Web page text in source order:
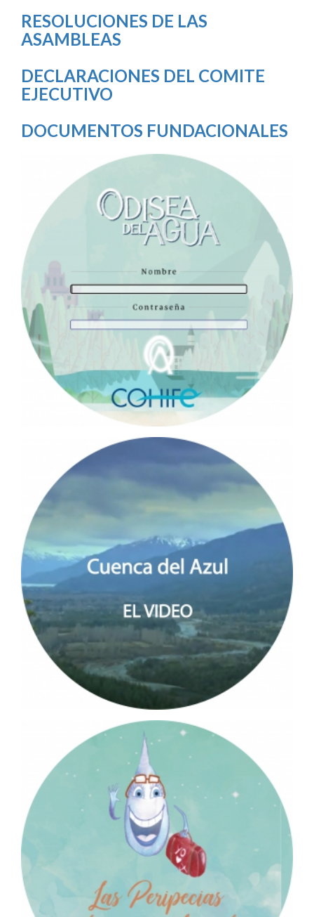
RESOLUCIONES DE LAS
ASAMBLEAS
DECLARACIONES DEL COMITE
EJECUTIVO
DOCUMENTOS FUNDACIONALES